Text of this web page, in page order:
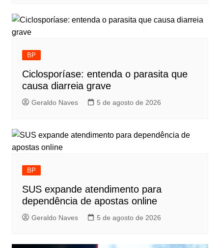
BP
Ciclosporíase: entenda o parasita que
causa diarreia grave
Geraldo Naves 5 de agosto de 2026
BP
SUS expande atendimento para
dependência de apostas online
Geraldo Naves 5 de agosto de 2026